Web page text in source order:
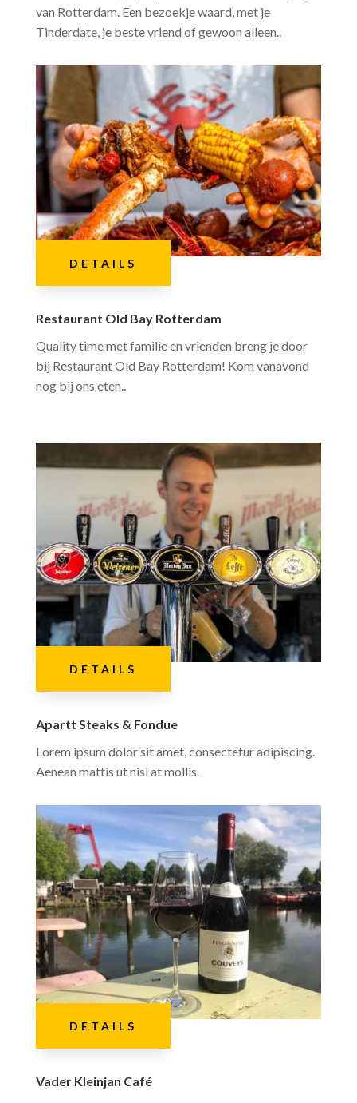
van Rotterdam. Een bezoekje waard, met je
Tinderdate, je beste vriend of gewoon alleen.
DETAILS
Restaurant Old Bay Rotterdam
Quality time met familie en vrienden breng je door
bij Restaurant Old Bay Rotterdam! Kom vanavond
nog bij ons eten.
DETAILS
Apartt Steaks & Fondue
Lorem ipsum dolor sit amet, consectetur adipiscing.
Aenean mattis ut nisl at mollis.
DETAILS
Vader Kleinjan Café